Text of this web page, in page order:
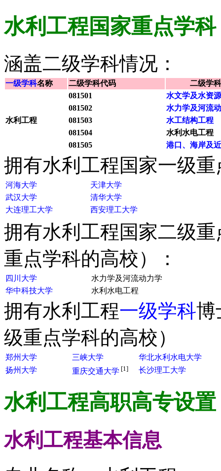
水利工程国家重点学科
涵盖二级学科情况：
一级学科名称 二级学科代码 二级学
水利工程
081501
水文学及水资源
081502
水力学及河流
081503
水工结构工程
081504
水利水电工程
081505
港口、海岸及
拥有水利工程国家一级
河海大学
天津大学
武汉大学
清华大学
大连理工大学
西安理工大学
拥有水利工程国家二级
重点学科的高校）：
四川大学
水力学及河流动力学
华中科技大学
水利水电工程
拥有水利工程一级学科博
级重点学科的高校）
郑州大学 三峡大学
华北水利水电大学
扬州大学
重庆交通大学 [1] 长沙理工大学
水利工程高职高专设置
水利工程基本信息